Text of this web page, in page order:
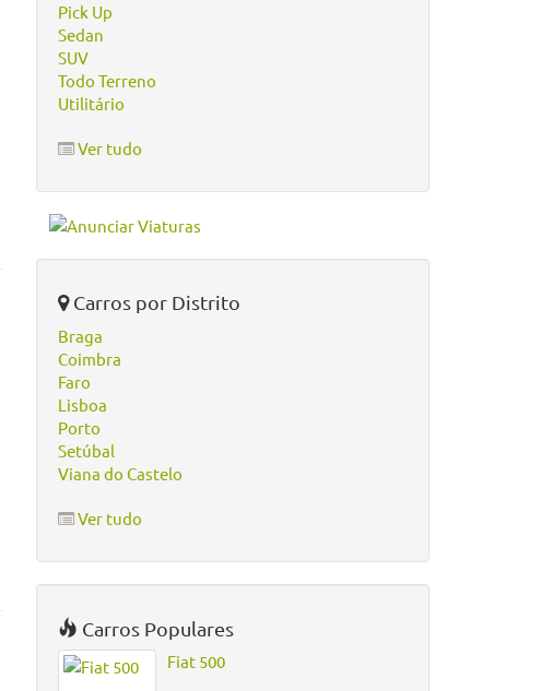
Pick Up
Sedan
SUV
Todo Terreno
Utilitário
Ver tudo
Carros por Distrito
Braga
Coimbra
Faro
Lisboa
Porto
Setúbal
Viana do Castelo
Ver tudo
Carros Populares
Fiat 500